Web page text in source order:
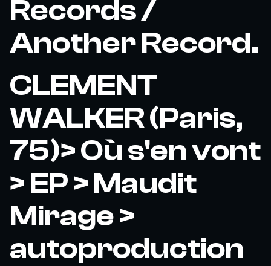
Records /
Another Record.
CLEMENT
WALKER (Paris,
75)> Où s'en vont
> EP > Maudit
Mirage >
autoproduction